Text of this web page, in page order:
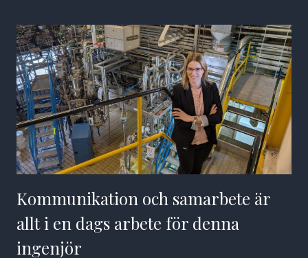
Kommunikation och samarbete är
allt i en dags arbete för denna
ingenjör